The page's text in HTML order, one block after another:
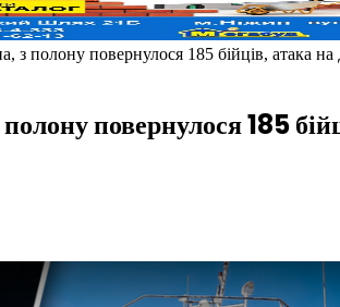
з полону повернулося 185 бійців, атака
повернулося 185